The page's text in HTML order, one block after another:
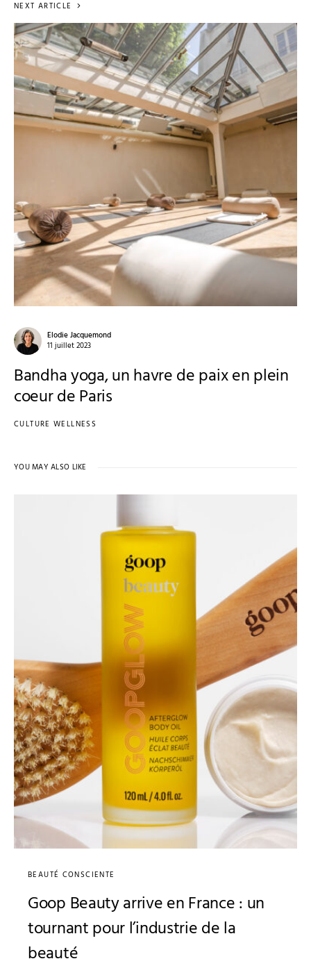
NEXT ARTICLE
Elodie Jacquemond
11 juillet 2023
Bandha yoga, un havre de paix en plein
coeur de Paris
CULTURE WELLNESS
YOU MAY ALSO LIKE
BEAUTÉ CONSCIENTE
Goop Beauty arrive en France : un
tournant pour l’industrie de la
beauté